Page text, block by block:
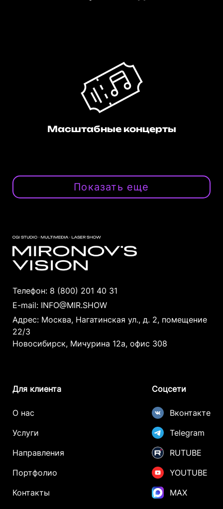
Масштабные концерты
Показать еще
Телефон: 8 (800) 201 40 31
E-mail: INFO@MIR.SHOW
Адрес: Москва, Нагатинская ул., д. 2, помещение
22/3
Новосибирск, Мичурина 12а, офис 308
Для клиента
О нас
Услуги
Направления
Портфолио
Контакты
Соцсети
Вконтакте
Telegram
RUTUBE
YOUTUBE
MAX